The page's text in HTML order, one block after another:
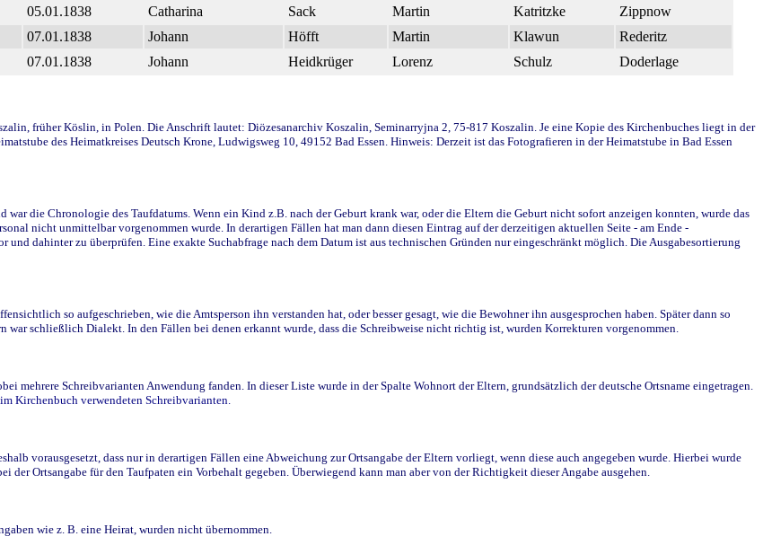
05.01.1838 Catharina Sack Martin Katritzke
Zippnow
07.01.1838 Johann Höfft Martin Klawun
Rederitz
07.01.1838 Johann Heidkrüger Lorenz Schulz Doderlage
früher Köslin, in Polen. Die Anschrift lautet: Diözesanarchiv Koszalin, Seminarryjna 2, 75-817 Koszalin. Je eine Kopie des Kirchenbuches liegt in der
des Heimatkreises Deutsch Krone, Ludwigsweg 10, 49152 Bad Essen. Hinweis: Derzeit ist das Fotografieren in der Heimatstube in Bad Essen
die Chronologie des Taufdatums. Wenn ein Kind z.B. nach der Geburt krank war, oder die Eltern die Geburt nicht sofort anzeigen konnten, wurde das
nicht unmittelbar vorgenommen wurde. In derartigen Fällen hat man dann diesen Eintrag auf der derzeitigen aktuellen Seite - am Ende -
dahinter zu überprüfen. Eine exakte Suchabfrage nach dem Datum ist aus technischen Gründen nur eingeschränkt möglich. Die Ausgabesortierung
so aufgeschrieben, wie die Amtsperson ihn verstanden hat, oder besser gesagt, wie die Bewohner ihn ausgesprochen haben. Später dann so
war schließlich Dialekt. In den Fällen bei denen erkannt wurde, dass die Schreibweise nicht richtig ist, wurden Korrekturen vorgenommen.
mehrere Schreibvarianten Anwendung fanden. In dieser Liste wurde in der Spalte Wohnort der Eltern, grundsätzlich der deutsche Ortsname eingetragen.
Kirchenbuch verwendeten Schreibvarianten.
vorausgesetzt, dass nur in derartigen Fällen eine Abweichung zur Ortsangabe der Eltern vorliegt, wenn diese auch angegeben wurde. Hierbei wurde
Ortsangabe für den Taufpaten ein Vorbehalt gegeben. Überwiegend kann man aber von der Richtigkeit dieser Angabe ausgehen.
wie z. B. eine Heirat, wurden nicht übernommen.